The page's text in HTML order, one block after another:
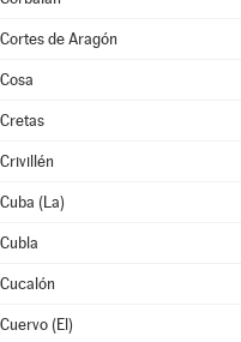
Cortes de Aragón
Cosa
Cretas
Crivillén
Cuba (La)
Cubla
Cucalón
Cuervo (El)